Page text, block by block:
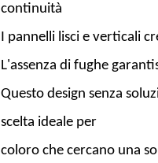
continuità
I pannelli lisci e verticali
L'assenza di fughe
Questo design senza
scelta ideale per
coloro che cercano una